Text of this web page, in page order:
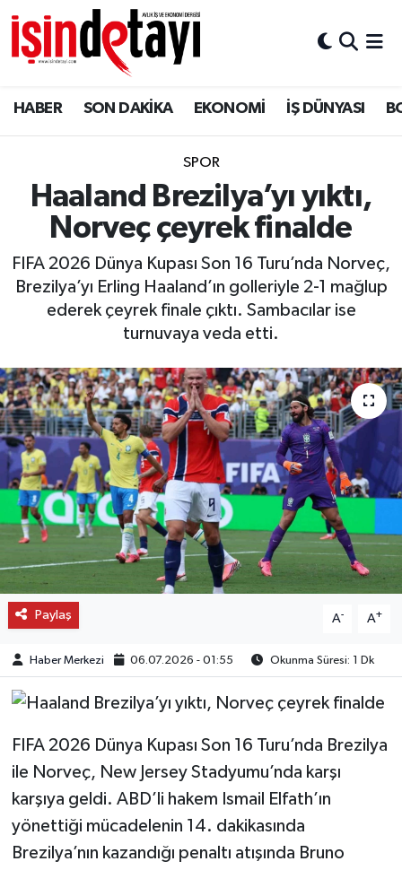
HABER SON DAKİKA EKONOMİ İŞ DÜNYASI
SPOR
Haaland Brezilya’yı yıktı,
Norveç çeyrek finalde
FIFA 2026 Dünya Kupası Son 16 Turu’nda Norveç,
Brezilya’yı Erling Haaland’ın golleriyle 2-1 mağlup
ederek çeyrek finale çıktı. Sambacılar ise
turnuvaya veda etti.
Paylaş A- A+
Haber Merkezi 06.07.2026 - 01:55 Okunma Süresi: 1 Dk
FIFA 2026 Dünya Kupası Son 16 Turu’nda Brezilya
ile Norveç, New Jersey Stadyumu’nda karşı
karşıya geldi. ABD’li hakem Ismail Elfath’ın
yönettiği mücadelenin 14. dakikasında
Brezilya’nın kazandığı penaltı atışında Bruno
DÜNYA
Eğitim
ENERJİ HABERİ
HABER
MAGAZİN
OTO DETAY
SAĞLIK
SON DAKİKA
SPOR
FİNANS
Nöbetçi Eczaneler
Hava Durumu
İstanbul Namaz Vakitleri
Trafik Durumu
Tüm Manşetler
Son Dakika Haberleri
Haber Arşivi